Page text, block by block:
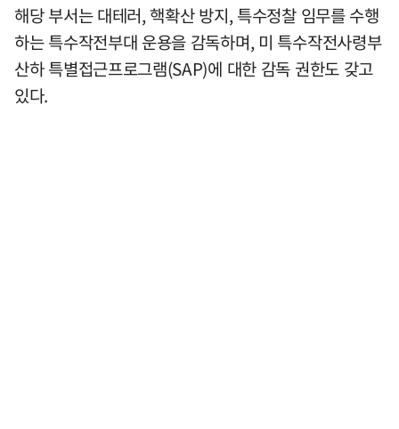
해당 부서는 대테러, 핵확산 방지, 특수정찰 임무를 수행
하는 특수작전부대 운용을 감독하며, 미 특수작전사령부
산하 특별접근프로그램(SAP)에 대한 감독 권한도 갖고
있다.